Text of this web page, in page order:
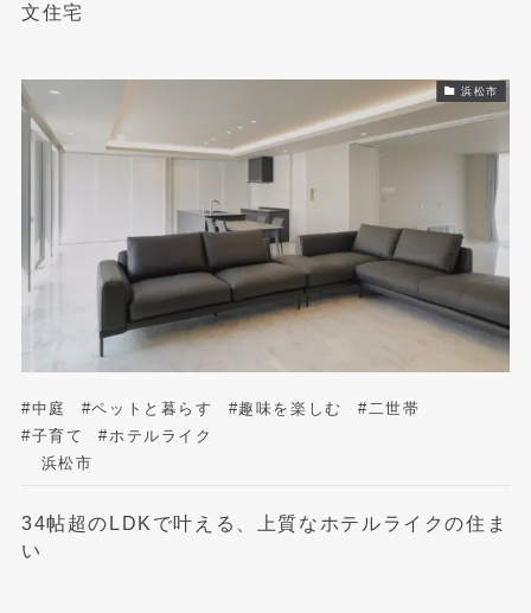
文住宅
浜松市
#中庭 #ペットと暮らす #趣味を楽しむ
#二世帯
#子育て
#ホテルライク
浜松市
34帖超のLDKで叶える、上質なホテルライクの住ま
い